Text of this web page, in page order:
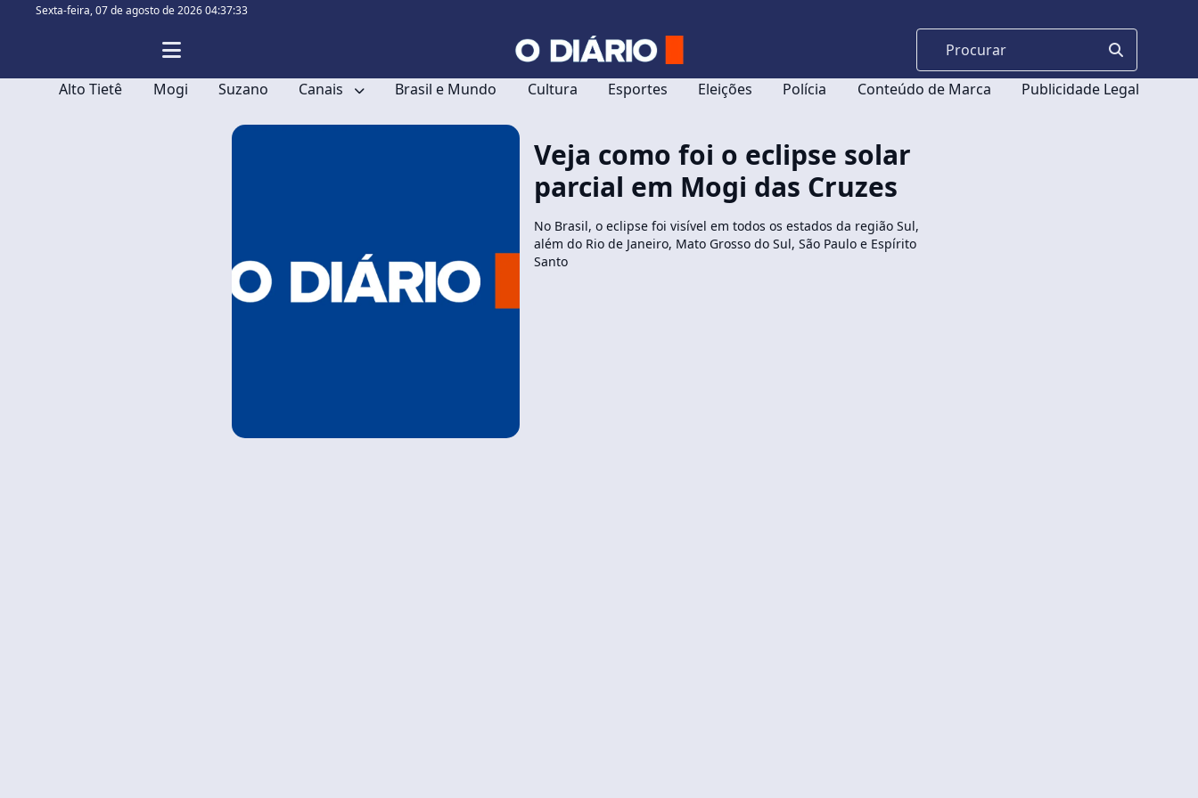
Sexta-feira,07 de agosto de 2026 04:37:33
Alto Tietê Mogi Suzano Canais Brasil e Mundo Cultura Esportes Eleições Polícia Conteúdo de Marca Publicidade Legal
Veja como foi o eclipse solar
parcial em Mogi das Cruzes
No Brasil, o eclipse foi visível em todos os estados da região Sul,
além do Rio de Janeiro, Mato Grosso do Sul, São Paulo e Espírito
Santo